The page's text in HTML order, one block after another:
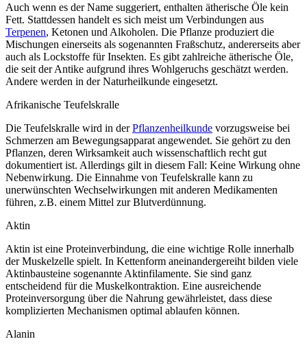
Auch wenn es der Name suggeriert, enthalten ätherische Öle kein
Fett. Stattdessen handelt es sich meist um Verbindungen aus
Terpenen, Ketonen und Alkoholen. Die Pflanze produziert die
Mischungen einerseits als sogenannten Fraßschutz, andererseits aber
auch als Lockstoffe für Insekten. Es gibt zahlreiche ätherische Öle,
die seit der Antike aufgrund ihres Wohlgeruchs geschätzt werden.
Andere werden in der Naturheilkunde eingesetzt.
Afrikanische Teufelskralle
Die Teufelskralle wird in derPflanzenheilkunde vorzugsweise bei
Schmerzen am Bewegungsapparat angewendet. Sie gehört zu den
Pflanzen, deren Wirksamkeit auch wissenschaftlich recht gut
dokumentiert ist. Allerdings gilt in diesem Fall: Keine Wirkung ohne
Nebenwirkung. Die Einnahme von Teufelskralle kann zu
unerwünschten Wechselwirkungen mit anderen Medikamenten
führen, z.B. einem Mittel zur Blutverdünnung.
Aktin
Aktin ist eine Proteinverbindung, die eine wichtige Rolle innerhalb
der Muskelzelle spielt. In Kettenform aneinandergereiht bilden viele
Aktinbausteine sogenannte Aktinfilamente. Sie sind ganz
entscheidend für die Muskelkontraktion. Eine ausreichende
Proteinversorgung über die Nahrung gewährleistet, dass diese
komplizierten Mechanismen optimal ablaufen können.
Alanin